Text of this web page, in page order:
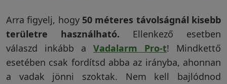
Rólunk
Szállítás,
szerviz
Arra figyelj, hogy 50 méteres távolságnál kisebb
területre használható. Ellenkező esetben
válaszd inkább a Vadalarm Pro-t! Mindkettő
esetében csak fordítsd abba az irányba, ahonnan
a vadak jönni szoktak. Nem kell bajlódnod